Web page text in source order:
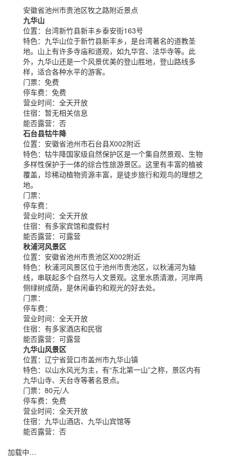
安徽省池州市贵池区牧之路附近景点
九华山
位置： 台湾新竹县新丰乡泰安街163号
特色： 九华山位于新竹县新丰乡，是台湾著名的道教圣
地。山上有许多寺庙和道观，如九华宫、法华寺等。此
外，九华山还是一个风景优美的登山胜地，登山路线多
样，适合各种水平的游客。
门票： 免费
停车费： 免费
营业时间： 全天开放
住宿： 暂无相关信息
能否露营： 否
石台县牯牛降
位置： 安徽省池州市石台县X002附近
特色： 牯牛降国家级自然保护区是一个集自然景观、生物
多样性保护于一体的综合性旅游景区。这里有丰富的植被
覆盖，珍稀动植物资源丰富，是徒步旅行和观鸟的理想之
地。
门票：
停车费：
营业时间： 全天开放
住宿： 有多家宾馆和度假村
能否露营： 可露营
秋浦河风景区
位置： 安徽省池州市贵池区X002附近
特色： 秋浦河风景区位于池州市贵池区，以秋浦河为轴
线，串联起多个自然与人文景观。这里水质清澈，河岸两
侧绿树成荫，是休闲垂钓和观光的好去处。
门票：
停车费：
营业时间： 全天开放
住宿： 有多家酒店和民宿
能否露营： 可露营
九华山风景区
位置： 辽宁省营口市盖州市九华山镇
特色： 以山水风光为主，有“东北第一山”之称，景区内有
九华山寺、天台寺等著名景点。
门票： 80元/人
停车费： 免费
营业时间： 全天开放
住宿： 九华山酒店、九华山宾馆等
能否露营： 否
加载中…